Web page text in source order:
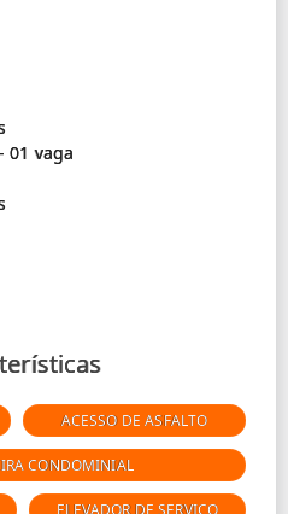
01 vaga
ACESSO DE ASFALTO
CONDOMINIAL